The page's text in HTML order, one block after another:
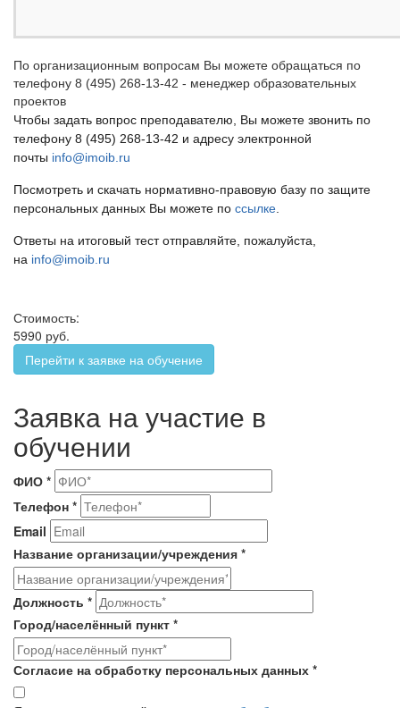
По организационным вопросам Вы можете обращаться по
телефону 8 (495) 268-13-42 - менеджер образовательных
проектов
Чтобы задать вопрос преподавателю, Вы можете звонить по
телефону 8 (495) 268-13-42 и адресу электронной
почты info@imoib.ru
Посмотреть и скачать нормативно-правовую базу по защите
персональных данных Вы можете по ссылке
Ответы на итоговый тест отправляйте, пожалуйста,
на info@imoib.ru
Стоимость:
5990 руб.
Перейти к заявке на обучение
Заявка на участие в
обучении
ФИО *
Телефон *
Email
Название организации/учреждения *
Должность *
Город/населённый пункт *
Согласие на обработку персональных данных *